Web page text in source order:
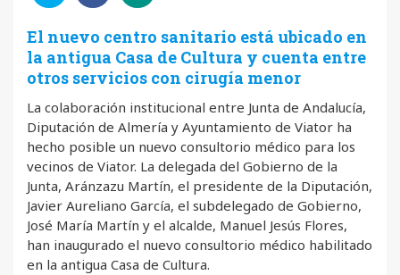
El nuevo centro sanitario está ubicado en
la antigua Casa de Cultura y cuenta entre
otros servicios con cirugía menor
La colaboración institucional entre Junta de Andalucía,
Diputación de Almería y Ayuntamiento de Viator ha
hecho posible un nuevo consultorio médico para los
vecinos de Viator. La delegada del Gobierno de la
Junta, Aránzazu Martín, el presidente de la Diputación,
Javier Aureliano García, el subdelegado de Gobierno,
José María Martín y el alcalde, Manuel Jesús Flores,
han inaugurado el nuevo consultorio médico habilitado
en la antigua Casa de Cultura.